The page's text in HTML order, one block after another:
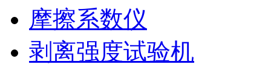
摩擦系数仪
剥离强度试验机